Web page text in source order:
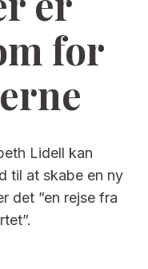
for
Lidell kan
til at skabe en ny
det ”en rejse fra